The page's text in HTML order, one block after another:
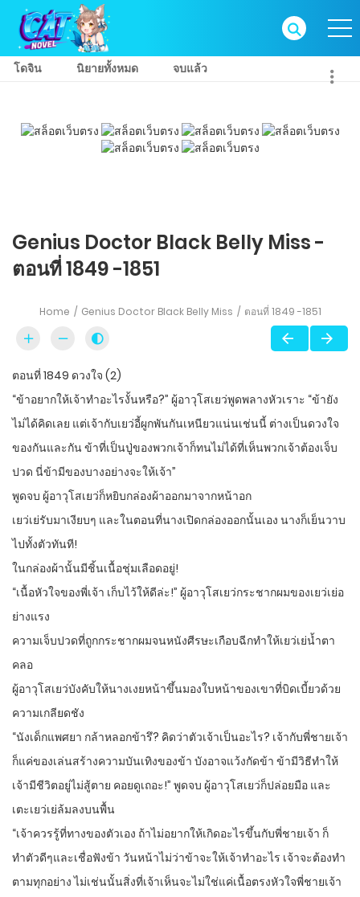
โดจิน นิยายทั้งหมด จบแล้ว
Genius Doctor Black Belly Miss -
ตอนที่ 1849 -1851
Home Genius Doctor Black Belly Miss ตอนที่ 1849 -1851
ตอนที่ 1849 ดวงใจ (2)
“ข้าอยากให้เจ้าทำอะไรงั้นหรือ?” ผู้อาวุโสเยว่พูดพลางหัวเราะ “ข้ายัง
ไม่ได้คิดเลย แต่เจ้ากับเยว่อี้ผูกพันกันเหนียวแน่นเช่นนี้ ต่างเป็นดวงใจ
ของกันและกัน ข้าที่เป็นปู่ของพวกเจ้าก็ทนไม่ได้ที่เห็นพวกเจ้าต้องเจ็บ
ปวด นี่ข้ามีของบางอย่างจะให้เจ้า”
พูดจบ ผู้อาวุโสเยว่ก็หยิบกล่องผ้าออกมาจากหน้าอก
เยว่เย่รับมาเงียบๆ และในตอนที่นางเปิดกล่องออกนั้นเอง นางก็เย็นวาบ
ไปทั้งตัวทันที!
ในกล่องผ้านั้นมีชิ้นเนื้อชุ่มเลือดอยู่!
“เนื้อหัวใจของพี่เจ้า เก็บไว้ให้ดีล่ะ!” ผู้อาวุโสเยว่กระชากผมของเยว่เย่อ
ย่างแรง
ความเจ็บปวดที่ถูกกระชากผมจนหนังศีรษะเกือบฉีกทำให้เยว่เย่น้ำตา
คลอ
ผู้อาวุโสเยว่บังคับให้นางเงยหน้าขึ้นมองใบหน้าของเขาที่บิดเบี้ยวด้วย
ความเกลียดชัง
“นังเด็กแพศยา กล้าหลอกข้ารึ? คิดว่าตัวเจ้าเป็นอะไร? เจ้ากับพี่ชายเจ้า
ก็แค่ของเล่นสร้างความบันเทิงของข้า บังอาจแว้งกัดข้า ข้ามีวิธีทำให้
เจ้ามีชีวิตอยู่ไม่สู้ตาย คอยดูเถอะ!” พูดจบ ผู้อาวุโสเยว่ก็ปล่อยมือ และ
เตะเยว่เย่ล้มลงบนพื้น
“เจ้าควรรู้ที่ทางของตัวเอง ถ้าไม่อยากให้เกิดอะไรขึ้นกับพี่ชายเจ้า ก็
ทำตัวดีๆและเชื่อฟังข้า วันหน้าไม่ว่าข้าจะให้เจ้าทำอะไร เจ้าจะต้องทำ
ตามทุกอย่าง ไม่เช่นนั้นสิ่งที่เจ้าเห็นจะไม่ใช่แค่เนื้อตรงหัวใจพี่ชายเจ้า